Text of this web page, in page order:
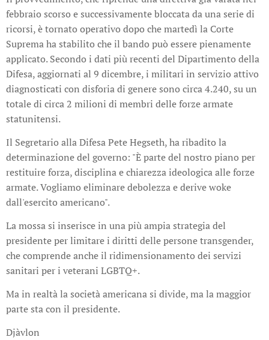
febbraio scorso e successivamente bloccata da una serie di
ricorsi, è tornato operativo dopo che martedì la Corte
Suprema ha stabilito che il bando può essere pienamente
applicato. Secondo i dati più recenti del Dipartimento della
Difesa, aggiornati al 9 dicembre, i militari in servizio attivo
diagnosticati con disforia di genere sono circa 4.240, su un
totale di circa 2 milioni di membri delle forze armate
statunitensi.
Il Segretario alla Difesa Pete Hegseth, ha ribadito la
determinazione del governo: "È parte del nostro piano per
restituire forza, disciplina e chiarezza ideologica alle forze
armate. Vogliamo eliminare debolezza e derive woke
dall'esercito americano".
La mossa si inserisce in una più ampia strategia del
presidente per limitare i diritti delle persone transgender,
che comprende anche il ridimensionamento dei servizi
sanitari per i veterani LGBTQ+.
Ma in realtà la società americana si divide, ma la maggior
parte sta con il presidente.
Djàvlon